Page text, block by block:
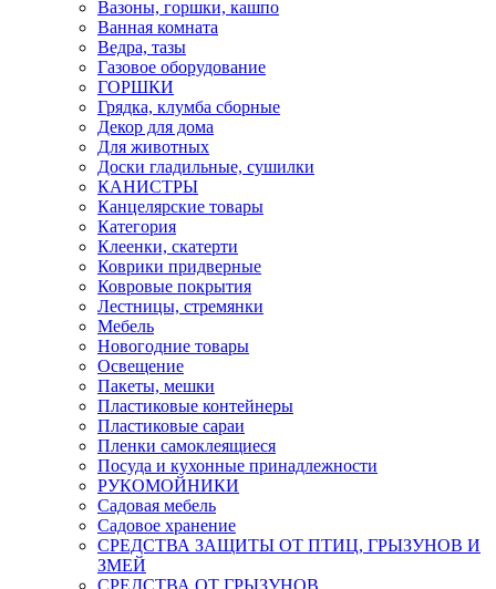
Вазоны, горшки, кашпо
Ванная комната
Ведра, тазы
Газовое оборудование
ГОРШКИ
Грядка, клумба сборные
Декор для дома
Для животных
Доски гладильные, сушилки
КАНИСТРЫ
Канцелярские товары
Категория
Клеенки, скатерти
Коврики придверные
Ковровые покрытия
Лестницы, стремянки
Мебель
Новогодние товары
Освещение
Пакеты, мешки
Пластиковые контейнеры
Пластиковые сараи
Пленки самоклеящиеся
Посуда и кухонные принадлежности
РУКОМОЙНИКИ
Садовая мебель
Садовое хранение
СРЕДСТВА ЗАЩИТЫ ОТ ПТИЦ, ГРЫЗУНОВ И
ЗМЕЙ
СРЕДСТВА ОТ ГРЫЗУНОВ